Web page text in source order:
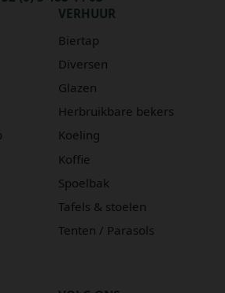
VERHUUR
Biertap
Diversen
Glazen
Herbruikbare bekers
Koeling
Koffie
Spoelbak
Tafels & stoelen
Tenten / Parasols